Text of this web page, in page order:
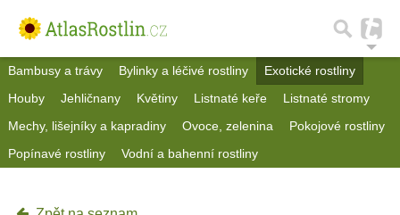
Bambusy a trávy Bylinky a léčivé rostliny
Exotické rostliny
Houby
Jehličnany Květiny Listnaté keře
Listnaté stromy
Mechy, lišejníky a kapradiny
Ovoce, zelenina
Pokojové rostliny
Popínavé rostliny
Vodní a bahenní rostliny